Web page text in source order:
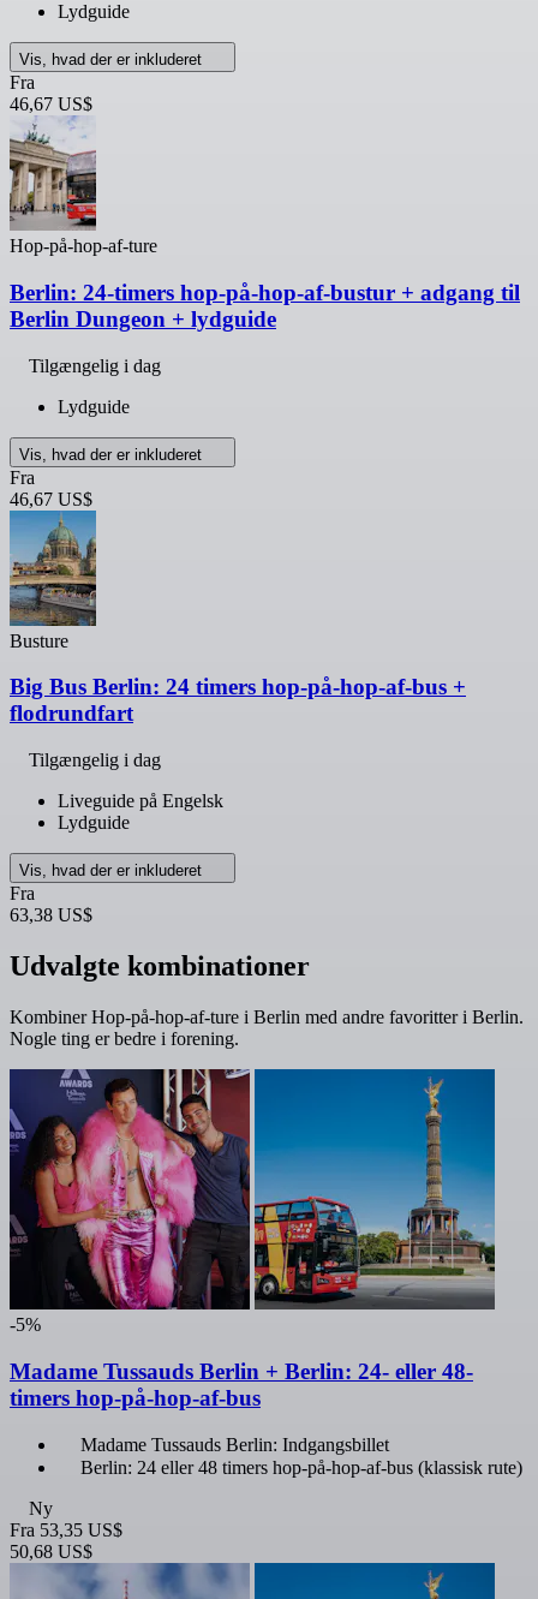
Lydguide
Vis, hvad der er inkluderet
Fra
46,67 US$
Hop-på-hop-af-ture
Berlin: 24-timers hop-på-hop-af-bustur + adgang til
Berlin Dungeon + lydguide
Tilgængelig i dag
Lydguide
Vis, hvad der er inkluderet
Fra
46,67 US$
Busture
Big Bus Berlin: 24 timers hop-på-hop-af-bus +
flodrundfart
Tilgængelig i dag
Liveguide på Engelsk
Lydguide
Vis, hvad der er inkluderet
Fra
63,38 US$
Udvalgte kombinationer
Kombiner Hop-på-hop-af-ture i Berlin med andre favoritter i Berlin.
Nogle ting er bedre i forening.
-5%
Madame Tussauds Berlin + Berlin: 24- eller 48-
timers hop-på-hop-af-bus
Madame Tussauds Berlin: Indgangsbillet
Berlin: 24 eller 48 timers hop-på-hop-af-bus (klassisk rute)
Ny
Fra 53,35 US$
50,68 US$